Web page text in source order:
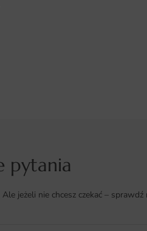
pytania
jeżeli nie chcesz czekać – sprawdź